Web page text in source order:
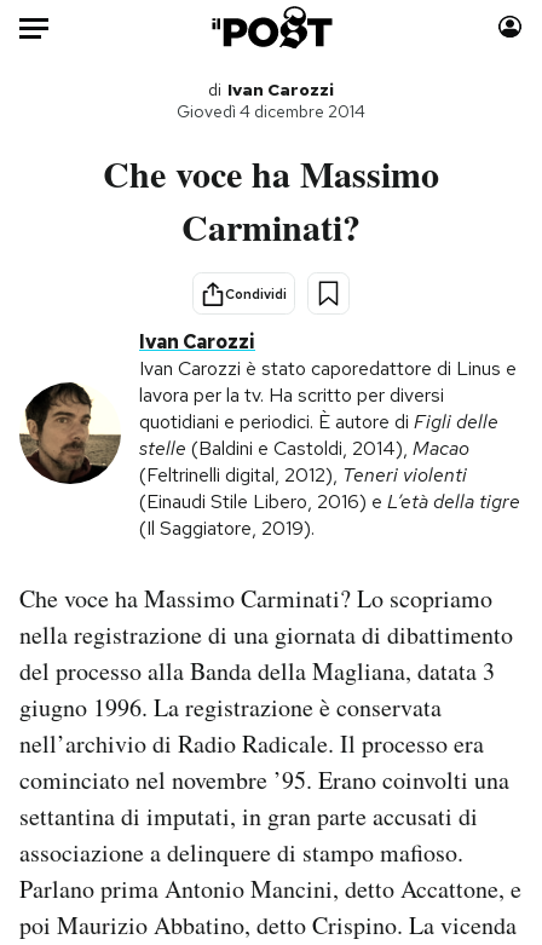
Auto
Cultura
Economia
Sport
Libri
Consumismi
Storie/Idee
Media
Europa
Altrecose
Mondiali calcio 2026
PODCAST
NEWSLETTER
I MIEI PREFERITI
SHOP
CALENDARIO
di Ivan Carozzi
Giovedì 4 dicembre 2014
Che voce ha Massimo
Carminati?
Condividi
Ivan Carozzi
Ivan Carozzi è stato caporedattore di Linus e
lavora per la tv. Ha scritto per diversi
quotidiani e periodici. È autore di Figli delle
stelle (Baldini e Castoldi, 2014), Macao
(Feltrinelli digital, 2012), Teneri violenti
(Einaudi Stile Libero, 2016) e L’età della tigre
(Il Saggiatore, 2019).
Che voce ha Massimo Carminati? Lo scopriamo
nella registrazione di una giornata di dibattimento
del processo alla Banda della Magliana, datata 3
giugno 1996. La registrazione è conservata
nell’archivio di Radio Radicale. Il processo era
cominciato nel novembre ’95. Erano coinvolti una
settantina di imputati, in gran parte accusati di
associazione a delinquere di stampo mafioso.
Parlano prima Antonio Mancini, detto Accattone, e
poi Maurizio Abbatino, detto Crispino. La vicenda